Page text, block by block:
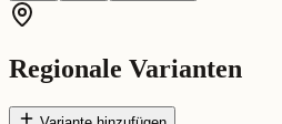
Regionale Varianten